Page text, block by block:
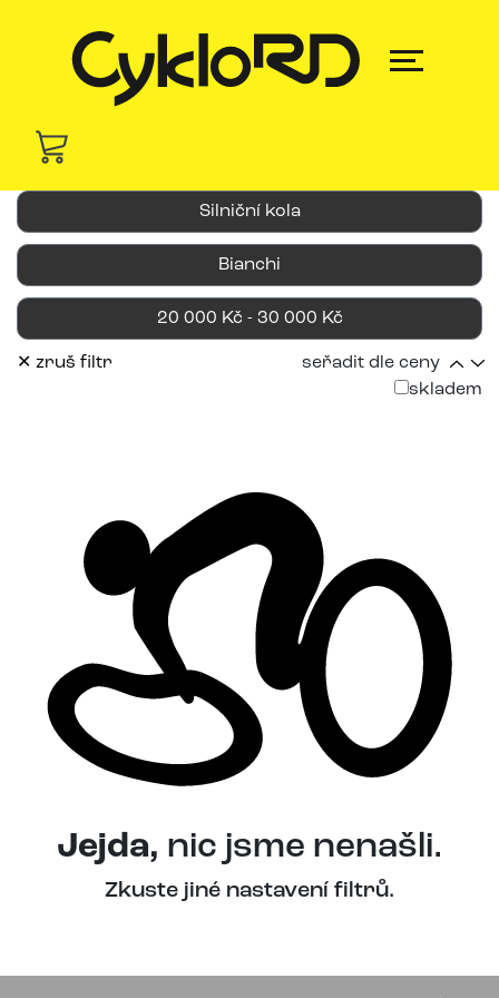
Silniční kola
Bianchi
20 000 Kč - 30 000 Kč
✕ zruš filtr
seřadit dle ceny
skladem
Jejda, nic jsme nenašli.
Zkuste jiné nastavení filtrů.